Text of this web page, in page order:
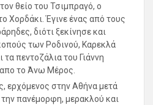
θείο του Τσιμπραγό, ο
Χορδάκι. Έγινε ένας από τους
διότι ξεκίνησε και
των Ροδινού, Καρεκλά
πεντοζάλια του Γιάννη
το Άνω Μέρος.
ερχόμενος στην Αθήνα μετά
πανέμορφη, μερακλού και